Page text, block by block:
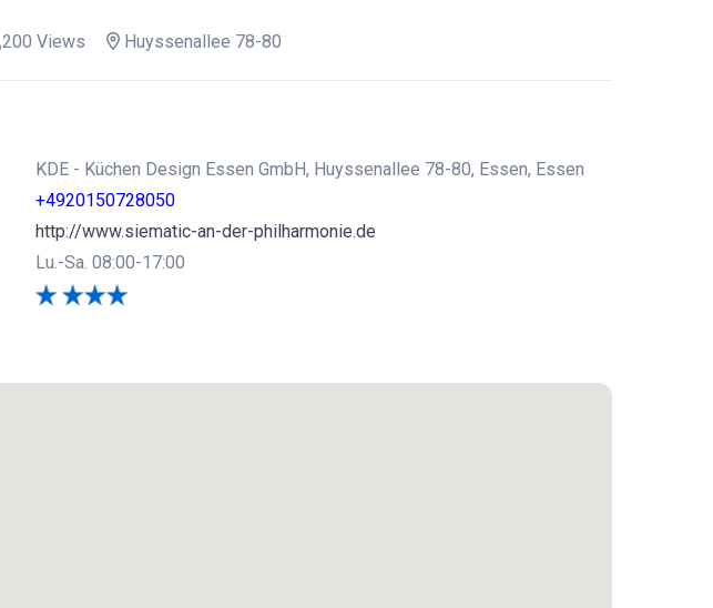
Views Huyssenallee 78-80
KDE - Küchen Design Essen GmbH, Huyssenallee 78-80, Essen, Essen
+4920150728050
http://www.siematic-an-der-philharmonie.de
Lu.-Sa. 08:00-17:00